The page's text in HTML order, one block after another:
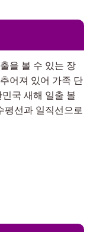
을 볼 수 있는 장
어져 있어 가족 단
국 새해 일출 볼
평선과 일직선으로